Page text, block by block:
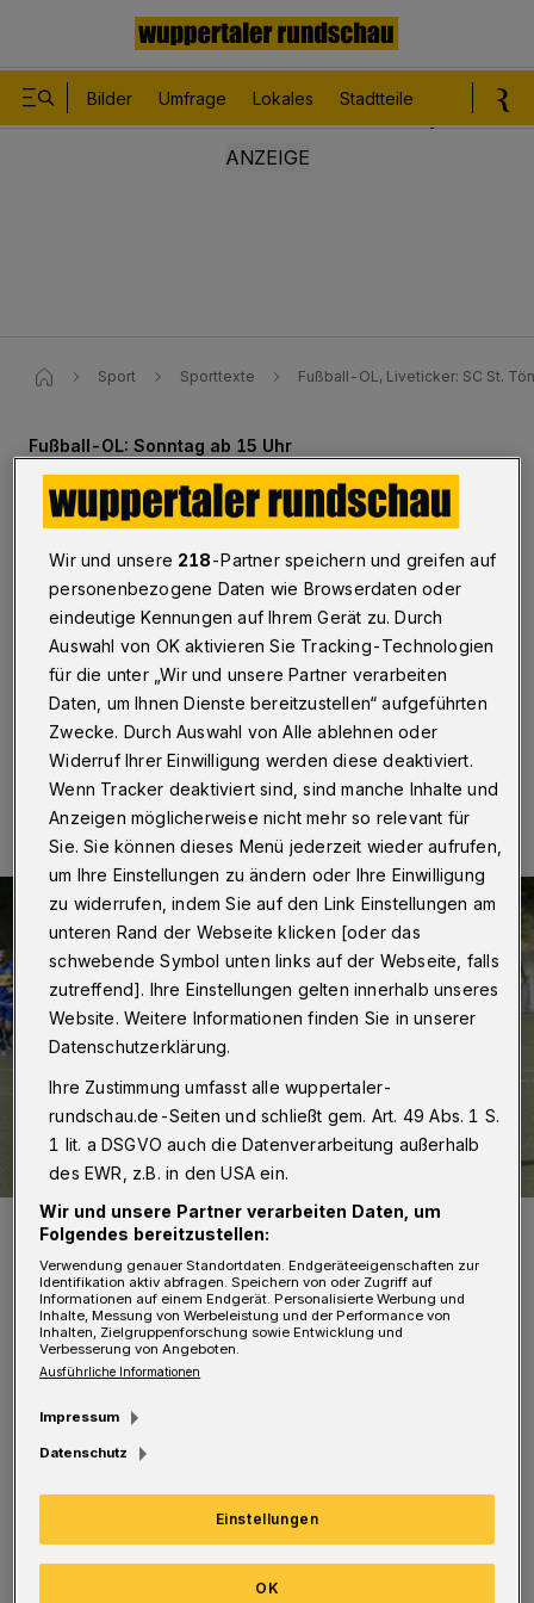
Bilder Umfrage Lokales Stadtteile
Sport Sporttexte Fußball-OL, Liveticker: SC St.
Fußball-OL: Sonntag ab 15 Uhr
Liveticker: SC St. Tönis -
Cronenberger SC
Wuppertal·Der Cronenberger SC verabschiedet sich
am Sonntag (4. Mai 2023) aus der Fußball-Oberliga.
Das seit Wochen als Absteiger feststehende Team tritt
um 15 Uhr beim SC St. Tönis an.
04.06.2023 , 08:15 Uhr Eine Minute Lesezeit
Der CSC kam in dieser Saison meist einen Schritt zu spät.
Foto: Dirk Freund
Siegen und fünf Unentschieden. 26 Spiele
gingen verloren. Das Torverhältnis weist 36:85
Treffer auf. Das reicht nur zu Rang 18 und
Wir und unsere 218-Partner speichern und greifen auf
personenbezogene Daten wie Browserdaten oder
eindeutige Kennungen auf Ihrem Gerät zu. Durch
Auswahl von OK aktivieren Sie Tracking-Technologien
für die unter „Wir und unsere Partner verarbeiten
Daten, um Ihnen Dienste bereitzustellen“ aufgeführten
Zwecke. Durch Auswahl von Alle ablehnen oder
Widerruf Ihrer Einwilligung werden diese deaktiviert.
Wenn Tracker deaktiviert sind, sind manche Inhalte und
Anzeigen möglicherweise nicht mehr so relevant für
Sie. Sie können dieses Menü jederzeit wieder aufrufen,
um Ihre Einstellungen zu ändern oder Ihre Einwilligung
zu widerrufen, indem Sie auf den Link Einstellungen am
unteren Rand der Webseite klicken [oder das
schwebende Symbol unten links auf der Webseite, falls
zutreffend]. Ihre Einstellungen gelten innerhalb unseres
Website. Weitere Informationen finden Sie in unserer
Datenschutzerklärung.
Ihre Zustimmung umfasst alle wuppertaler-
rundschau.de-Seiten und schließt gem. Art. 49 Abs. 1 S.
1 lit. a DSGVO auch die Datenverarbeitung außerhalb
des EWR, z.B. in den USA ein.
Wir und unsere Partner verarbeiten Daten, um
Folgendes bereitzustellen:
Verwendung genauer Standortdaten. Endgeräteeigenschaften zur
Identifikation aktiv abfragen. Speichern von oder Zugriff auf
Informationen auf einem Endgerät. Personalisierte Werbung und
Inhalte, Messung von Werbeleistung und der Performance von
Inhalten, Zielgruppenforschung sowie Entwicklung und
Verbesserung von Angeboten.
Ausführliche Informationen
Impressum
Datenschutz
Einstellungen
OK